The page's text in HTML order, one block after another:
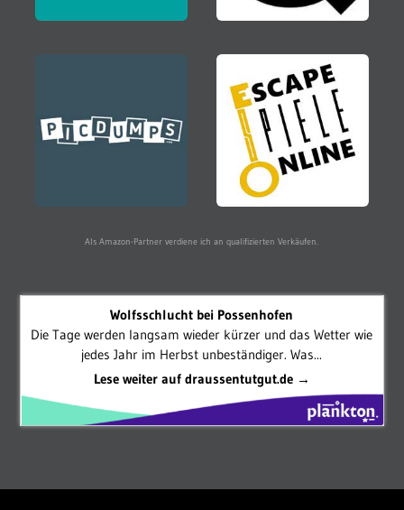
Als Amazon-Partner verdiene ich an qualifizierten Verkäufen.
Wolfsschlucht bei Possenhofen
Die Tage werden langsam wieder kürzer und das Wetter wie
jedes Jahr im Herbst unbeständiger. Was...
Lese weiter auf draussentutgut.de →